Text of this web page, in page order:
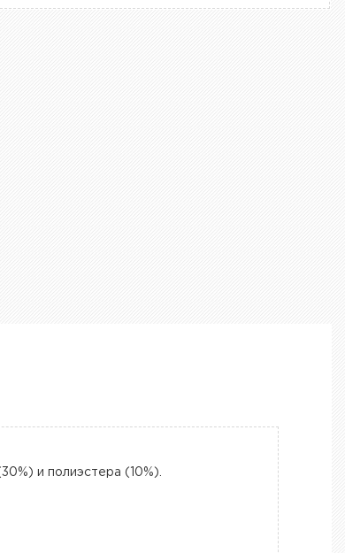
и полиэстера (10%).